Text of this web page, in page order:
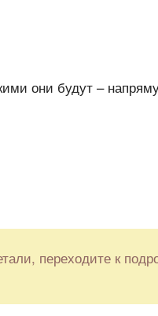
они будут –
переходите к